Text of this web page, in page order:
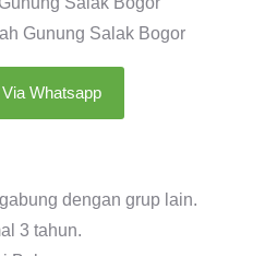
Gunung Salak Bogor
Whatsapp
dengan grup lain.
3 tahun.